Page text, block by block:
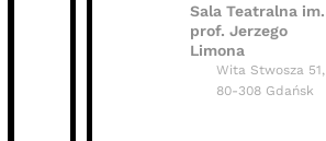
Sala Teatralna im.
prof. Jerzego
Limona
Wita Stwosza 51,
80-308 Gdańsk